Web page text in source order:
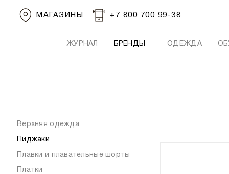
МАГАЗИНЫ +7 800 700 99-38
ЖУРНАЛ БРЕНДЫ ОДЕЖДА
Верхняя одежда
Пиджаки
Плавки и плавательные шорты
Платки